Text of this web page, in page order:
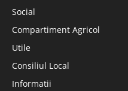
Social
Compartiment Agricol
Utile
Consiliul Local
Informatii